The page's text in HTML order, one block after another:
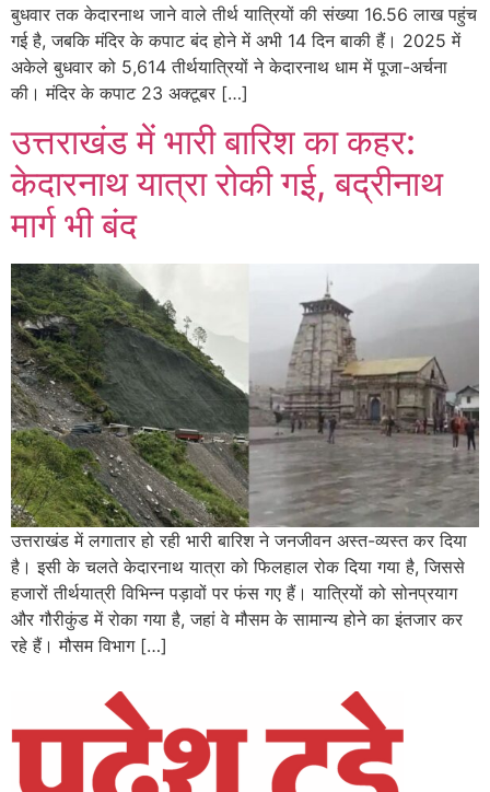
बुधवार तक केदारनाथ जाने वाले तीर्थ यात्रियों की संख्या 16.56 लाख पहुंच
गई है, जबकि मंदिर के कपाट बंद होने में अभी 14 दिन बाकी हैं। 2025 में
अकेले बुधवार को 5,614 तीर्थयात्रियों ने केदारनाथ धाम में पूजा-अर्चना
की। मंदिर के कपाट 23 अक्टूबर […]
उत्तराखंड में भारी बारिश का कहर:
केदारनाथ यात्रा रोकी गई, बद्रीनाथ
मार्ग भी बंद
उत्तराखंड में लगातार हो रही भारी बारिश ने जनजीवन अस्त-व्यस्त कर दिया
है। इसी के चलते केदारनाथ यात्रा को फिलहाल रोक दिया गया है, जिससे
हजारों तीर्थयात्री विभिन्न पड़ावों पर फंस गए हैं। यात्रियों को सोनप्रयाग
और गौरीकुंड में रोका गया है, जहां वे मौसम के सामान्य होने का इंतजार कर
रहे हैं। मौसम विभाग […]